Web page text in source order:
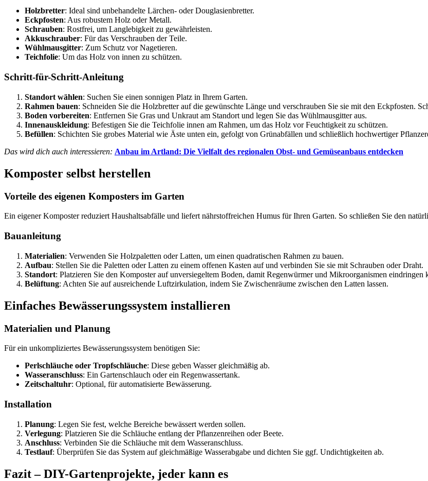
Holzbretter: Ideal sind unbehandelte Lärchen- oder Douglasienbretter.
Eckpfosten: Aus robustem Holz oder Metall.
Schrauben: Rostfrei, um Langlebigkeit zu gewährleisten.
Akkuschrauber: Für das Verschrauben der Teile.
Wühlmausgitter: Zum Schutz vor Nagetieren.
Teichfolie: Um das Holz von innen zu schützen.
Schritt-für-Schritt-Anleitung
Standort wählen: Suchen Sie einen sonnigen Platz in Ihrem Garten.
Rahmen bauen: Schneiden Sie die Holzbretter auf die gewünschte Länge und verschrauben Sie sie mit den Eckpfosten.
Boden vorbereiten: Entfernen Sie Gras und Unkraut am Standort und legen Sie das Wühlmausgitter aus.
Innenauskleidung: Befestigen Sie die Teichfolie innen am Rahmen, um das Holz vor Feuchtigkeit zu schützen.
Befüllen: Schichten Sie grobes Material wie Äste unten ein, gefolgt von Grünabfällen und schließlich hochwertiger
Das wird dich auch interessieren: Anbau im Artland: Die Vielfalt des regionalen Obst- und Gemüseanbaus entdecken
Komposter selbst herstellen
Vorteile des eigenen Komposters im Garten
Ein eigener Komposter reduziert Haushaltsabfälle und liefert nährstoffreichen Humus für Ihren Garten. So schließen Sie den
Bauanleitung
Materialien: Verwenden Sie Holzpaletten oder Latten, um einen quadratischen Rahmen zu bauen.
Aufbau: Stellen Sie die Paletten oder Latten zu einem offenen Kasten auf und verbinden Sie sie mit Schrauben oder Draht.
Standort: Platzieren Sie den Komposter auf unversiegeltem Boden, damit Regenwürmer und Mikroorganismen eindringen
Belüftung: Achten Sie auf ausreichende Luftzirkulation, indem Sie Zwischenräume zwischen den Latten lassen.
Einfaches Bewässerungssystem installieren
Materialien und Planung
Für ein unkompliziertes Bewässerungssystem benötigen Sie:
Perlschläuche oder Tropfschläuche: Diese geben Wasser gleichmäßig ab.
Wasseranschluss: Ein Gartenschlauch oder ein Regenwassertank.
Zeitschaltuhr: Optional, für automatisierte Bewässerung.
Installation
Planung: Legen Sie fest, welche Bereiche bewässert werden sollen.
Verlegung: Platzieren Sie die Schläuche entlang der Pflanzenreihen oder Beete.
Anschluss: Verbinden Sie die Schläuche mit dem Wasseranschluss.
Testlauf: Überprüfen Sie das System auf gleichmäßige Wasserabgabe und dichten Sie ggf. Undichtigkeiten ab.
Fazit – DIY-Gartenprojekte, jeder kann es